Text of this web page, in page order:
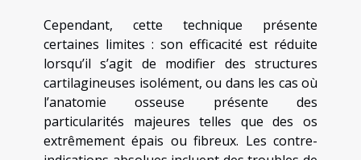
Cependant, cette technique présente
certaines limites : son efficacité est réduite
lorsqu’il s’agit de modifier des structures
cartilagineuses isolément, ou dans les cas où
l’anatomie osseuse présente des
particularités majeures telles que des os
extrêmement épais ou fibreux. Les contre-